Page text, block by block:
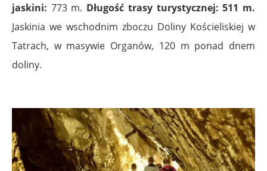
jaskini: 773 m. Długość trasy turystycznej: 511 m.
Jaskinia we wschodnim zboczu Doliny Kościeliskiej w
Tatrach, w masywie Organów, 120 m ponad dnem
doliny.